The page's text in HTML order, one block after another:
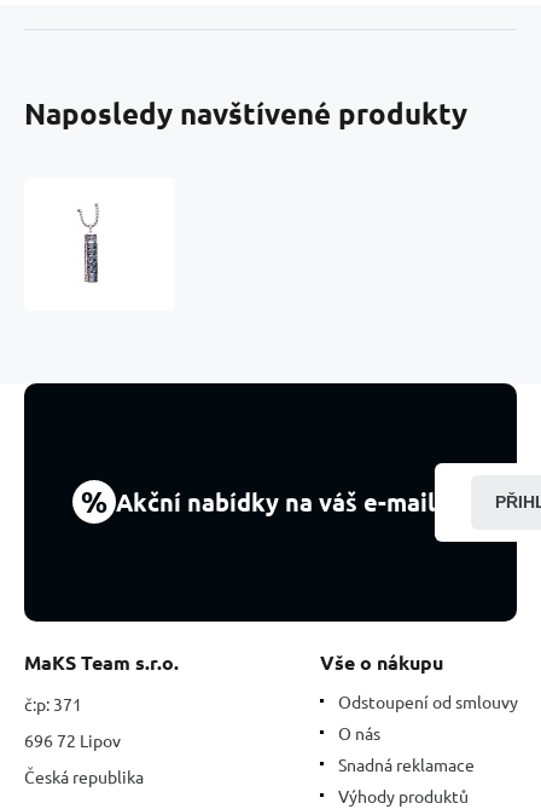
Naposledy navštívené produkty
+
ochranný
přívěsek
Óm
Mani
Padme
% Akční nabídky na váš e-mail
MaKS Team s.r.o.
č:p: 371
696 72 Lipov
Česká republika
Vše o nákupu
Odstoupení od smlouvy
O nás
Snadná reklamace
Výhody produktů